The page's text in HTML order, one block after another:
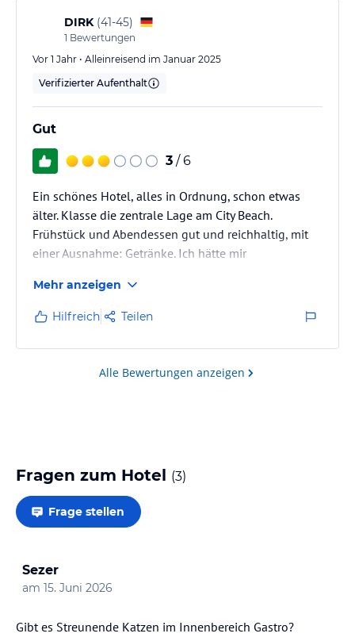
DIRK (41-45)
1 Bewertungen
Vor 1 Jahr • Alleinreisend im Januar 2025
Verifizierter Aufenthalt
Gut
3 / 6
Ein schönes Hotel, alles in Ordnung, schon etwas
älter. Klasse die zentrale Lage am City Beach.
Frühstück und Abendessen gut und reichhaltig, mit
einer Ausnahme: Getränke. Ich hätte mir
gewünscht. Nach deutschem Standard keine 4 Sterne.
Mehr anzeigen
Hilfreich Teilen
Alle Bewertungen anzeigen
Fragen zum Hotel (3)
Frage stellen
Sezer
am 15. Juni 2026
Gibt es Streunende Katzen im Innenbereich Gastro?